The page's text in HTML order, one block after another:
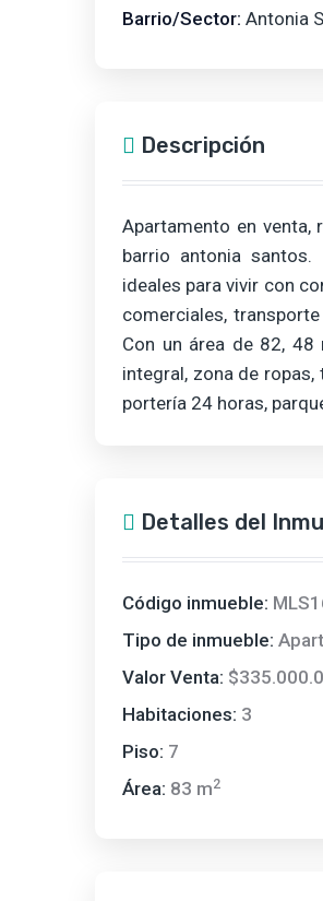
Barrio/Sector: Antonia
Descripción
Apartamento en venta,
barrio antonia
ideales para vivir con
comerciales,
Con un área de 82,
integral, zona de ropas,
portería 24 horas,
Detalles del
Código inmueble:
Tipo de inmueble:
Valor Venta:
Habitaciones: 3
Piso: 7
Área: 83 m2